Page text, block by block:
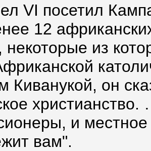
VI посетил
12
некоторые из
Киванукой, он
и
вам".